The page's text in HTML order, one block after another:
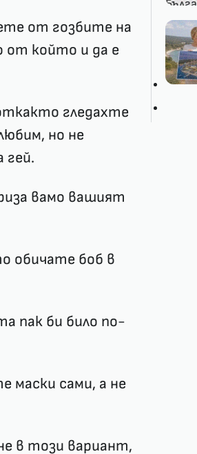
от гозбите на
от който и да е
гледахте
но не
гей.
вамо вашият
обичате боб в
пак би било по-
маски сами, а не
в този вариант,